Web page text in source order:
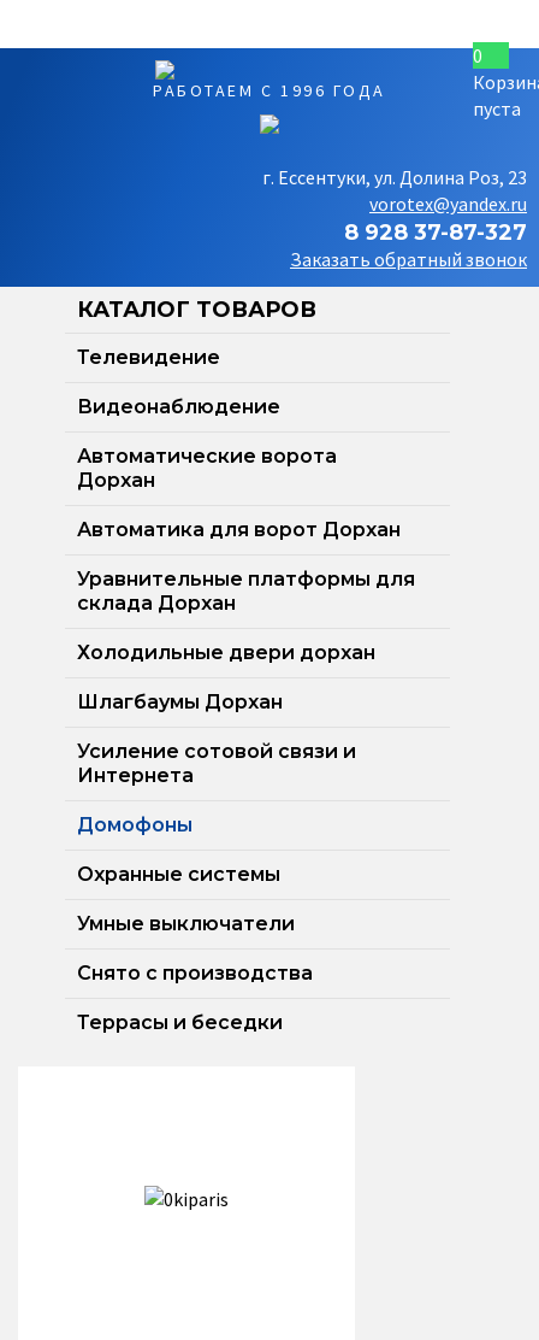
РАБОТАЕМ С 1996 ГОДА
г. Ессентуки, ул. Долина Роз, 23
vorotex@yandex.ru
8 928 37-87-327
Заказать обратный звонок
0
пуста
КАТАЛОГ ТОВАРОВ
Телевидение
Видеонаблюдение
Автоматические ворота
Дорхан
Автоматика для ворот Дорхан
Уравнительные платформы для
склада Дорхан
Холодильные двери дорхан
Шлагбаумы Дорхан
Усиление сотовой связи и
Интернета
Домофоны
Охранные системы
Умные выключатели
Снято с производства
Террасы и беседки